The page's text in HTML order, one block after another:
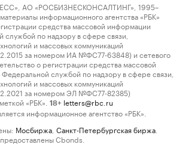
АО «РОСБИЗНЕСКОНСАЛТИНГ», 1995–
информационного агентства «РБК»
средства массовой информации
службой по надзору в сфере связи,
и массовых коммуникаций
за номером ИА №ФС77-63848) и сетевого
о регистрации средства массовой
службой по надзору в сфере связи,
и массовых коммуникаций
за номером ЭЛ №ФС77-82385)
«РБК».
18+ letters@rbc.ru
информационное агентство «РБК».
Мосбиржа Санкт-Петербургская биржа
Cbonds.